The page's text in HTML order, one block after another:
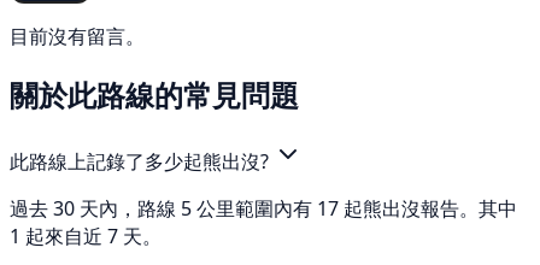
目前沒有留言。
關於此路線的常見問題
此路線上記錄了多少起熊出沒?
過去 30 天內，路線 5 公里範圍內有 17 起熊出沒報告。其中
1 起來自近 7 天。